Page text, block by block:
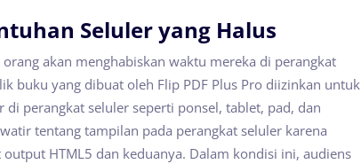
Seluler yang Halus
akan menghabiskan waktu mereka di perangkat
buku yang dibuat oleh Flip PDF Plus Pro diizinkan untuk
di perangkat seluler seperti ponsel, tablet, pad, dan
tentang tampilan pada perangkat seluler karena
HTML5 dan keduanya. Dalam kondisi ini, audiens